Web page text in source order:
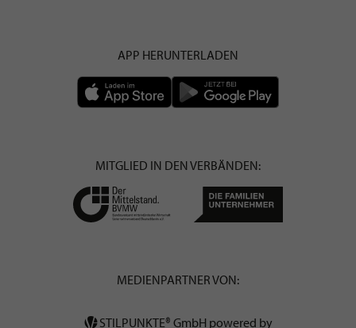
APP HERUNTERLADEN
MITGLIED IN DEN VERBÄNDEN:
MEDIENPARTNER VON:
STILPUNKTE® GmbH powered by